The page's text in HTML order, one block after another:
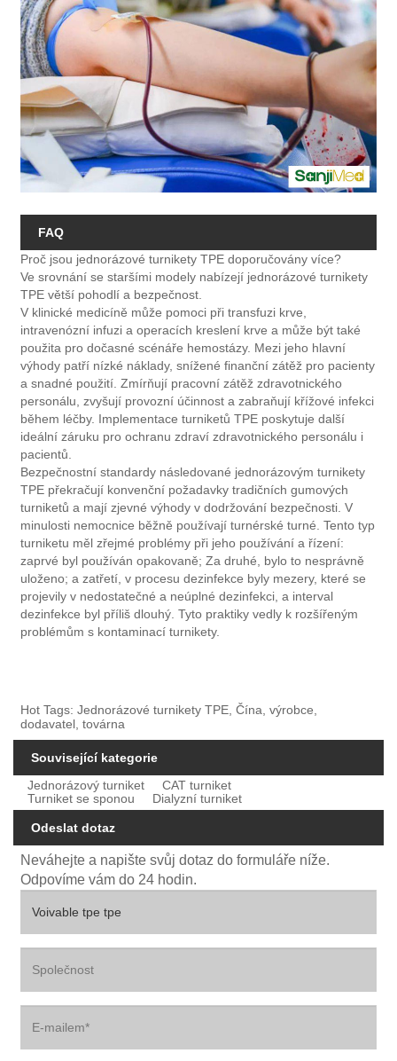
FAQ
Proč jsou jednorázové turnikety TPE doporučovány více?
Ve srovnání se staršími modely nabízejí jednorázové turnikety
TPE větší pohodlí a bezpečnost.
V klinické medicíně může pomoci při transfuzi krve,
intravenózní infuzi a operacích kreslení krve a může být také
použita pro dočasné scénáře hemostázy. Mezi jeho hlavní
výhody patří nízké náklady, snížené finanční zátěž pro pacienty
a snadné použití. Zmírňují pracovní zátěž zdravotnického
personálu, zvyšují provozní účinnost a zabraňují křížové infekci
během léčby. Implementace turniketů TPE poskytuje další
ideální záruku pro ochranu zdraví zdravotnického personálu i
pacientů.
Bezpečnostní standardy následované jednorázovým turnikety
TPE překračují konvenční požadavky tradičních gumových
turniketů a mají zjevné výhody v dodržování bezpečnosti. V
minulosti nemocnice běžně používají turnérské turné. Tento typ
turniketu měl zřejmé problémy při jeho používání a řízení:
zaprvé byl používán opakovaně; Za druhé, bylo to nesprávně
uloženo; a zatřetí, v procesu dezinfekce byly mezery, které se
projevily v nedostatečné a neúplné dezinfekci, a interval
dezinfekce byl příliš dlouhý. Tyto praktiky vedly k rozšířeným
problémům s kontaminací turnikety.
Hot Tags: Jednorázové turnikety TPE, Čína, výrobce,
dodavatel, továrna
Související kategorie
Jednorázový turniket
CAT turniket
Turniket se sponou
Dialyzní turniket
Odeslat dotaz
Neváhejte a napište svůj dotaz do formuláře níže.
Odpovíme vám do 24 hodin.